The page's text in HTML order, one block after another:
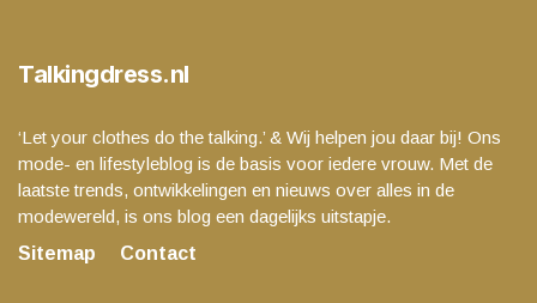
Talkingdress.nl
‘Let your clothes do the talking.’ & Wij helpen jou daar bij! Ons
mode- en lifestyleblog is de basis voor iedere vrouw. Met de
laatste trends, ontwikkelingen en nieuws over alles in de
modewereld, is ons blog een dagelijks uitstapje.
Sitemap
Contact